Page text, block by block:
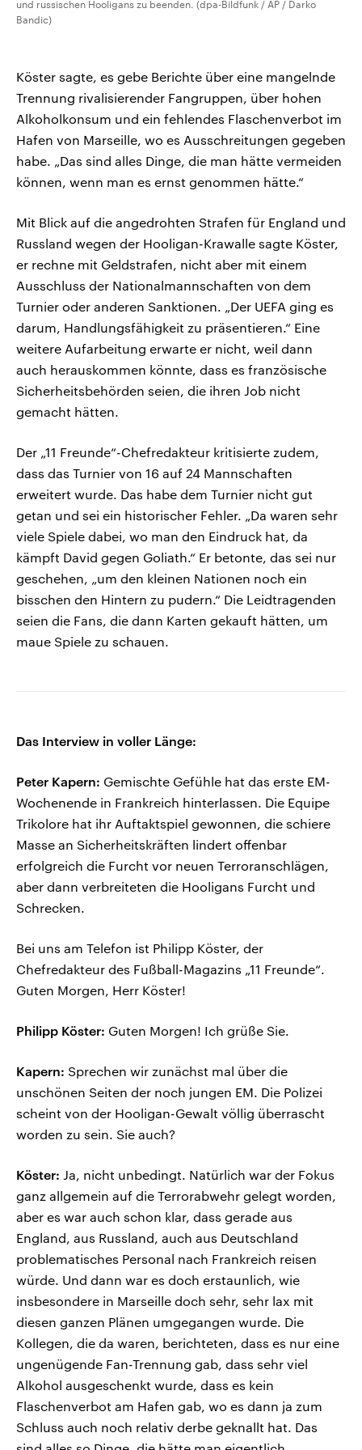
und russischen Hooligans zu beenden. (dpa-Bildfunk / AP / Darko
Bandic)
Köster sagte, es gebe Berichte über eine mangelnde
Trennung rivalisierender Fangruppen, über hohen
Alkoholkonsum und ein fehlendes Flaschenverbot im
Hafen von Marseille, wo es Ausschreitungen gegeben
habe. „Das sind alles Dinge, die man hätte vermeiden
können, wenn man es ernst genommen hätte.“
Mit Blick auf die angedrohten Strafen für England und
Russland wegen der Hooligan-Krawalle sagte Köster,
er rechne mit Geldstrafen, nicht aber mit einem
Ausschluss der Nationalmannschaften von dem
Turnier oder anderen Sanktionen. „Der UEFA ging es
darum, Handlungsfähigkeit zu präsentieren.“ Eine
weitere Aufarbeitung erwarte er nicht, weil dann
auch herauskommen könnte, dass es französische
Sicherheitsbehörden seien, die ihren Job nicht
gemacht hätten.
Der „11 Freunde“-Chefredakteur kritisierte zudem,
dass das Turnier von 16 auf 24 Mannschaften
erweitert wurde. Das habe dem Turnier nicht gut
getan und sei ein historischer Fehler. „Da waren sehr
viele Spiele dabei, wo man den Eindruck hat, da
kämpft David gegen Goliath.“ Er betonte, das sei nur
geschehen, „um den kleinen Nationen noch ein
bisschen den Hintern zu pudern.“ Die Leidtragenden
seien die Fans, die dann Karten gekauft hätten, um
maue Spiele zu schauen.
Das Interview in voller Länge:
Peter Kapern: Gemischte Gefühle hat das erste EM-
Wochenende in Frankreich hinterlassen. Die Equipe
Trikolore hat ihr Auftaktspiel gewonnen, die schiere
Masse an Sicherheitskräften lindert offenbar
erfolgreich die Furcht vor neuen Terroranschlägen,
aber dann verbreiteten die Hooligans Furcht und
Schrecken.
Bei uns am Telefon ist Philipp Köster, der
Chefredakteur des Fußball-Magazins „11 Freunde“.
Guten Morgen, Herr Köster!
Philipp Köster: Guten Morgen! Ich grüße Sie.
Kapern: Sprechen wir zunächst mal über die
unschönen Seiten der noch jungen EM. Die Polizei
scheint von der Hooligan-Gewalt völlig überrascht
worden zu sein. Sie auch?
Köster: Ja, nicht unbedingt. Natürlich war der Fokus
ganz allgemein auf die Terrorabwehr gelegt worden,
aber es war auch schon klar, dass gerade aus
England, aus Russland, auch aus Deutschland
problematisches Personal nach Frankreich reisen
würde. Und dann war es doch erstaunlich, wie
insbesondere in Marseille doch sehr, sehr lax mit
diesen ganzen Plänen umgegangen wurde. Die
Kollegen, die da waren, berichteten, dass es nur eine
ungenügende Fan-Trennung gab, dass sehr viel
Alkohol ausgeschenkt wurde, dass es kein
Flaschenverbot am Hafen gab, wo es dann ja zum
Schluss auch noch relativ derbe geknallt hat. Das